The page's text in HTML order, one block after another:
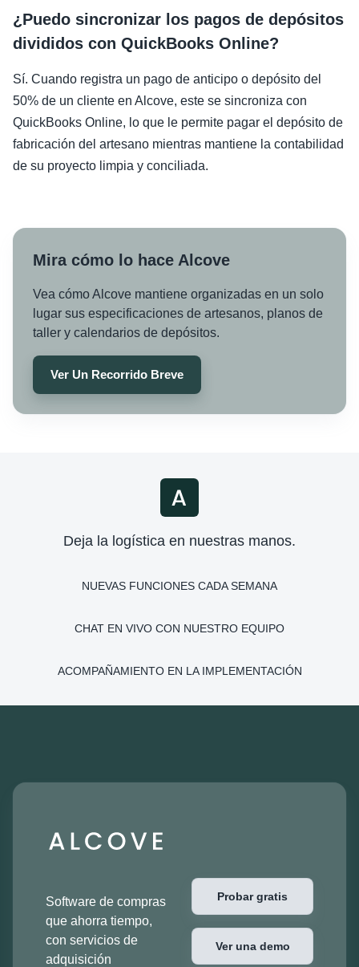
¿Puedo sincronizar los pagos de depósitos
divididos con QuickBooks Online?
Sí. Cuando registra un pago de anticipo o depósito del
50% de un cliente en Alcove, este se sincroniza con
QuickBooks Online, lo que le permite pagar el depósito de
fabricación del artesano mientras mantiene la contabilidad
de su proyecto limpia y conciliada.
Mira cómo lo hace Alcove
Vea cómo Alcove mantiene organizadas en un solo
lugar sus especificaciones de artesanos, planos de
taller y calendarios de depósitos.
Ver Un Recorrido Breve
Deja la logística en nuestras manos.
NUEVAS FUNCIONES CADA SEMANA
CHAT EN VIVO CON NUESTRO EQUIPO
ACOMPAÑAMIENTO EN LA IMPLEMENTACIÓN
Software de compras
que ahorra tiempo,
con servicios de
adquisición
Probar gratis
Ver una demo